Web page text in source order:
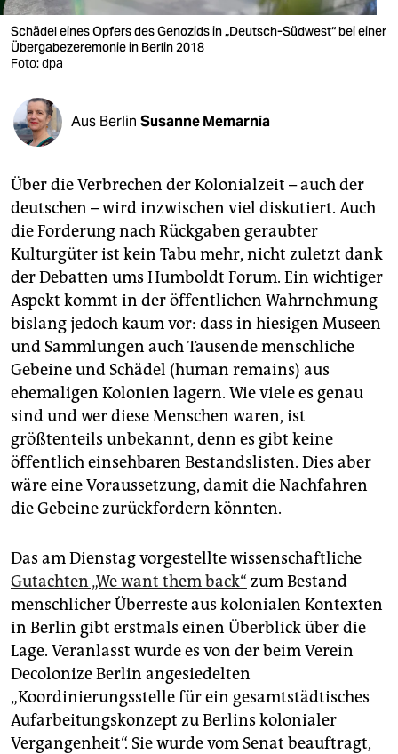
veranstaltungen
shop
fragen & hilfe
unterstützen
genossenschaft
epaper login
Schädel eines Opfers des Genozids in „Deutsch-Südwest“ bei einer
Übergabezeremonie in Berlin 2018
Foto: dpa
Aus Berlin Susanne Memarnia
Über die Verbrechen der Kolonialzeit – auch der
deutschen – wird inzwischen viel diskutiert. Auch
die Forderung nach Rückgaben geraubter
Kulturgüter ist kein Tabu mehr, nicht zuletzt dank
der Debatten ums Humboldt Forum. Ein wichtiger
Aspekt kommt in der öffentlichen Wahrnehmung
bislang jedoch kaum vor: dass in hiesigen Museen
und Sammlungen auch Tausende menschliche
Gebeine und Schädel (human remains) aus
ehemaligen Kolonien lagern. Wie viele es genau
sind und wer diese Menschen waren, ist
größtenteils unbekannt, denn es gibt keine
öffentlich einsehbaren Bestandslisten. Dies aber
wäre eine Voraussetzung, damit die Nachfahren
die Gebeine zurückfordern könnten.
Das am Dienstag vorgestellte wissenschaftliche
Gutachten „We want them back“ zum Bestand
menschlicher Überreste aus kolonialen Kontexten
in Berlin gibt erstmals einen Überblick über die
Lage. Veranlasst wurde es von der beim Verein
Decolonize Berlin angesiedelten
„Koordinierungsstelle für ein gesamtstädtisches
Aufarbeitungskonzept zu Berlins kolonialer
Vergangenheit“. Sie wurde vom Senat beauftragt,